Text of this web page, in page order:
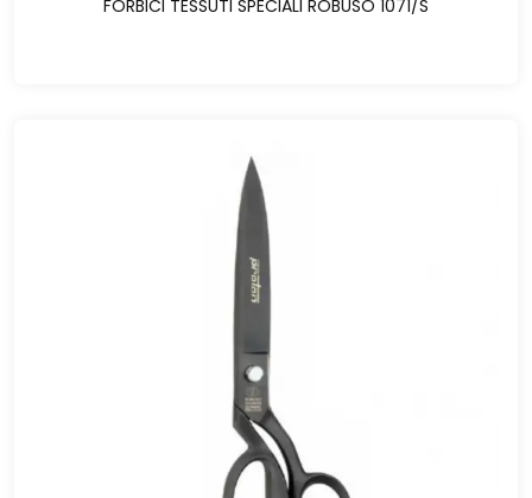
FORBICI TESSUTI SPECIALI ROBUSO 1071/S